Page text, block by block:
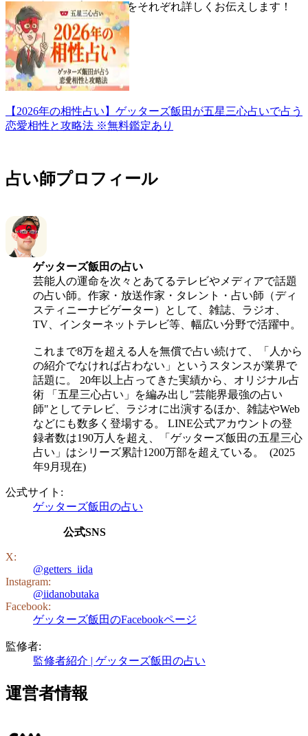
五星三心タイプ別の相性をそれぞれ詳しくお伝えします！
【2026年の相性占い】ゲッターズ飯田が五星三心占いで占う
恋愛相性と攻略法 ※無料鑑定あり
占い師プロフィール
ゲッターズ飯田の占い
芸能人の運命を次々とあてるテレビやメディアで話題
の占い師。作家・放送作家・タレント・占い師（ディ
スティニーナビゲーター）として、雑誌、ラジオ、
TV、インターネットテレビ等、幅広い分野で活躍中。
これまで8万を超える人を無償で占い続けて、「人から
の紹介でなければ占わない」というスタンスが業界で
話題に。 20年以上占ってきた実績から、オリジナル占
術 「五星三心占い」を編み出し"芸能界最強の占い
師"としてテレビ、ラジオに出演するほか、雑誌やWeb
などにも数多く登場する。 LINE公式アカウントの登
録者数は190万人を超え、「ゲッターズ飯田の五星三心
占い」はシリーズ累計1200万部を超えている。 (2025
年9月現在)
公式サイト:
ゲッターズ飯田の占い
公式SNS
X:
@getters_iida
Instagram:
@iidanobutaka
Facebook:
ゲッターズ飯田のFacebookページ
監修者:
監修者紹介 | ゲッターズ飯田の占い
運営者情報